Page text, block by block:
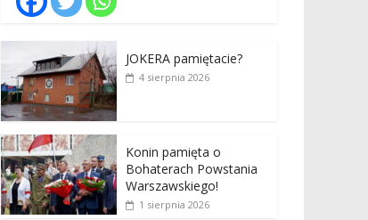
JOKERA pamiętacie?
4 sierpnia 2026
Konin pamięta o
Bohaterach Powstania
Warszawskiego!
1 sierpnia 2026